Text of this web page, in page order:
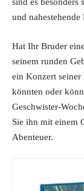
und nahestehende
Hat Ihr Bruder
seinem runden
ein Konzert
könnten oder
Geschwister-
Sie ihn mit einem
Abenteuer.